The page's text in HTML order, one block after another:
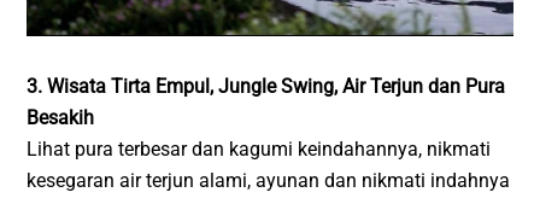
3. Wisata Tirta Empul, Jungle Swing, Air Terjun dan Pura
Besakih
Lihat pura terbesar dan kagumi keindahannya, nikmati
kesegaran air terjun alami, ayunan dan nikmati indahnya